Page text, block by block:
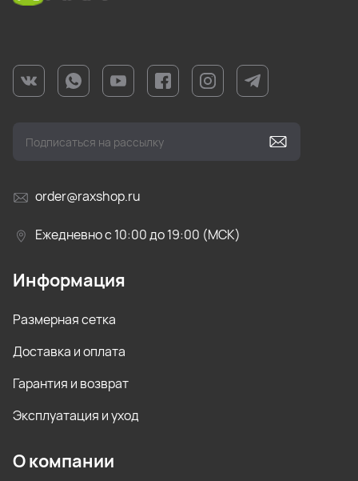
order@raxshop.ru
Ежедневно с 10:00 до 19:00 (МСК)
Информация
Размерная сетка
Доставка и оплата
Гарантия и возврат
Эксплуатация и уход
О компании